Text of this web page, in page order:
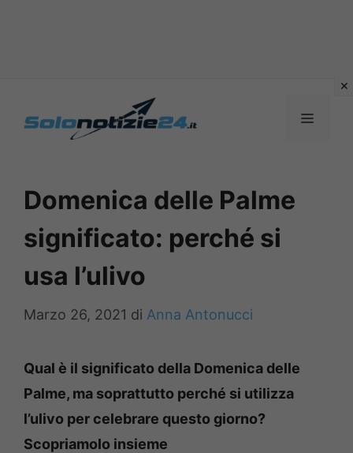
MENU
Domenica delle Palme
significato: perché si
usa l’ulivo
Marzo 26, 2021 di Anna Antonucci
Qual è il significato della Domenica delle
Palme, ma soprattutto perché si utilizza
l’ulivo per celebrare questo giorno?
Scopriamolo insieme